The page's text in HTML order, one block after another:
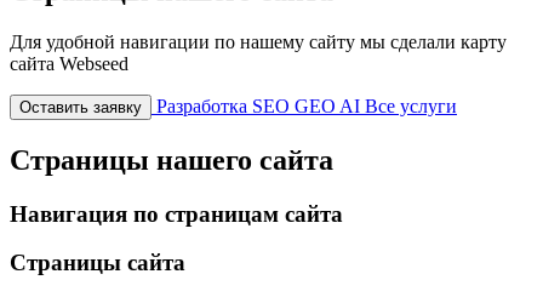
Для удобной навигации по нашему сайту мы сделали карту
сайта Webseed
Оставить заявку Разработка SEO GEO AI Все услуги
Страницы нашего сайта
Навигация по страницам сайта
Страницы сайта